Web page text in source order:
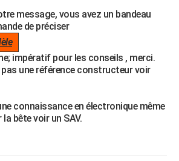
message, vous avez un bandeau
de préciser
impératif pour les conseils , merci.
une référence constructeur voir
connaissance en électronique même
bête voir un SAV.